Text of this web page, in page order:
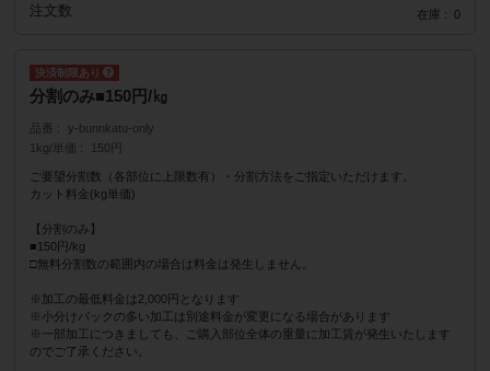
注文数 在庫 0
分割のみ■150円/㎏
品番
y-bunnkatu-only
1kg/単価
150円
ご要望分割数（各部位に上限数有）・分割方法をご指定いただけます。
カット料金(kg単価)
【分割のみ】
■150円/kg
□無料分割数の範囲内の場合は料金は発生しません。
※加工の最低料金は2,000円となります
※小分けパックの多い加工は別途料金が変更になる場合があります
※一部加工につきましても、ご購入部位全体の重量に加工賃が発生いたします
のでご了承ください。